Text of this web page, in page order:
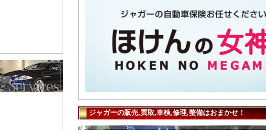
ジャガーの販売,買取,車検,修理,整備はおまかせ！